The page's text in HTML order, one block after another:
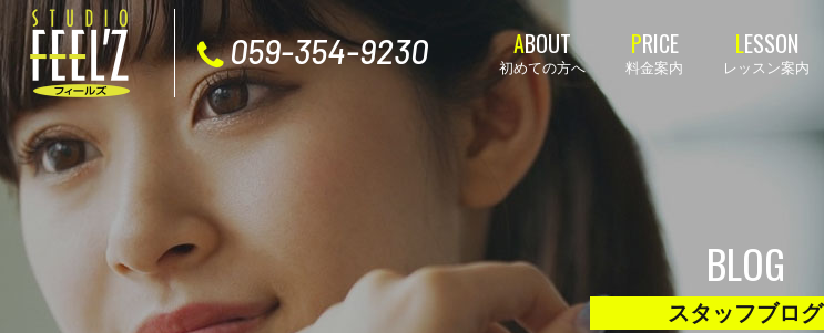
059-354-9230 初めての方へ 料金案内 レッスン案内
BLOG
スタッフブログ